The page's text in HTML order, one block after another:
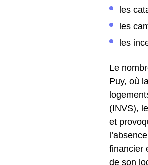
les
les
les
Le
Puy, où
(INVS),
et
financier
de son